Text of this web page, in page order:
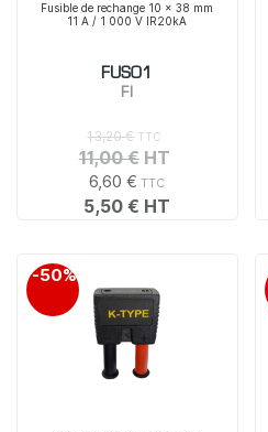
Fusible de rechange 10 x 38 mm
11 A / 1 000 V IR20kA
FUS01
FI
6,60 €
5,50 €
13,20 €
11,00 €
-50%